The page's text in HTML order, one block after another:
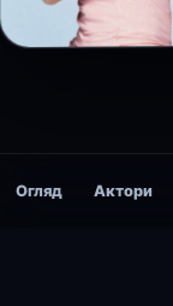
Огляд Актори